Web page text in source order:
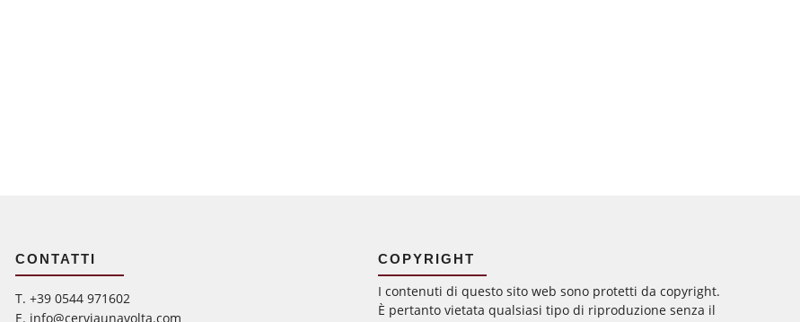
CONTATTI
‭T. +39 0544 971602
E. info@cerviaunavolta.com
COPYRIGHT
I contenuti di questo sito web sono protetti da copyright.
È pertanto vietata qualsiasi tipo di riproduzione senza il